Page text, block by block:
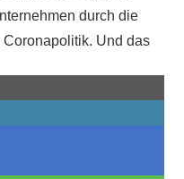
durch die
Und das